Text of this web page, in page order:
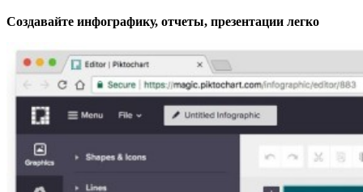
Создавайте инфографику, отчеты, презентации легко